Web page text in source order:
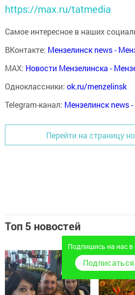
https://max.ru/tatmedia
Самое интересное в наших
ВКонтакте: Мензелинск news -
MAX: Новости Мензелинска -
Одноклассники: ok.ru/menzelinsk
Telegram-канал: Мензелинск news
Перейти на страницу
Топ 5 новостей
Подпишись на нас в
Подписаться